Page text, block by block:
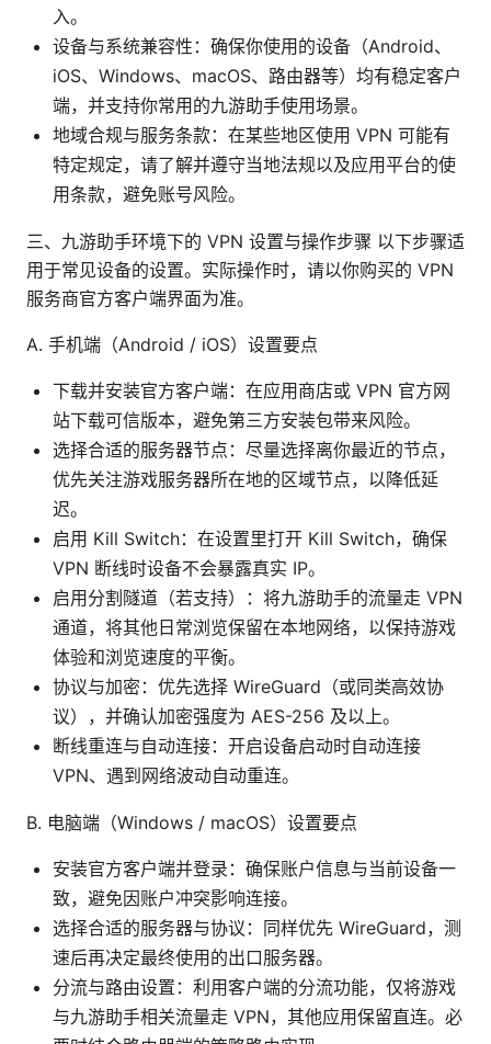
入。
设备与系统兼容性：确保你使用的设备（Android、
iOS、Windows、macOS、路由器等）均有稳定客户
端，并支持你常用的九游助手使用场景。
地域合规与服务条款：在某些地区使用 VPN 可能有
特定规定，请了解并遵守当地法规以及应用平台的使
用条款，避免账号风险。
三、九游助手环境下的 VPN 设置与操作步骤 以下步骤适
用于常见设备的设置。实际操作时，请以你购买的 VPN
服务商官方客户端界面为准。
A. 手机端（Android / iOS）设置要点
下载并安装官方客户端：在应用商店或 VPN 官方网
站下载可信版本，避免第三方安装包带来风险。
选择合适的服务器节点：尽量选择离你最近的节点，
优先关注游戏服务器所在地的区域节点，以降低延
迟。
启用 Kill Switch：在设置里打开 Kill Switch，确保
VPN 断线时设备不会暴露真实 IP。
启用分割隧道（若支持）：将九游助手的流量走 VPN
通道，将其他日常浏览保留在本地网络，以保持游戏
体验和浏览速度的平衡。
协议与加密：优先选择 WireGuard（或同类高效协
议），并确认加密强度为 AES-256 及以上。
断线重连与自动连接：开启设备启动时自动连接
VPN、遇到网络波动自动重连。
B. 电脑端（Windows / macOS）设置要点
安装官方客户端并登录：确保账户信息与当前设备一
致，避免因账户冲突影响连接。
选择合适的服务器与协议：同样优先 WireGuard，测
速后再决定最终使用的出口服务器。
分流与路由设置：利用客户端的分流功能，仅将游戏
与九游助手相关流量走 VPN，其他应用保留直连。必